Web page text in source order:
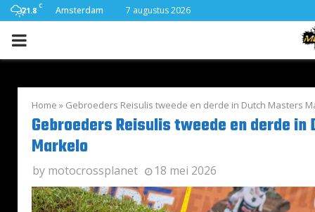
21.8 C Amsterdam 7 augustus 2026
PRIMARY
Home » Gebroeders Reisulis tweede en derde in Dutch Masters
Gebroeders Reisulis tweede en derde
Markelo
by motocrossplanet 18 mei 2026